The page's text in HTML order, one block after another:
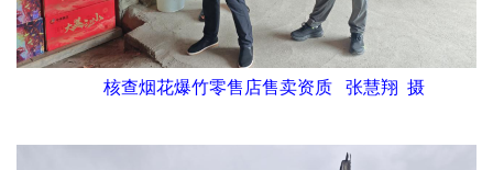
核查烟花爆竹零售店售卖资质 张慧翔 摄